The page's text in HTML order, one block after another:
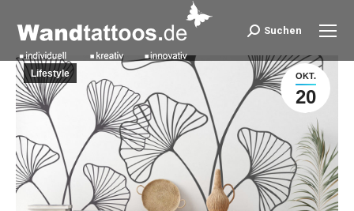
Search:
Suchen
OKT.
20
Lifestyle